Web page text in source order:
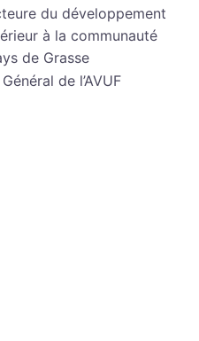
du développement
à la communauté
de Grasse
de l’AVUF